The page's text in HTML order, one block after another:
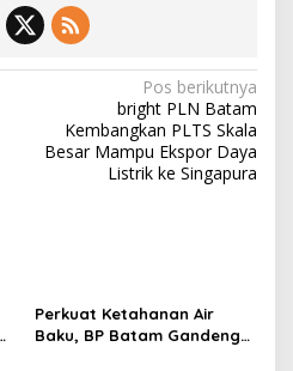
Pos berikutnya
bright PLN Batam
Kembangkan PLTS Skala
Besar Mampu Ekspor Daya
Listrik ke Singapura
Perkuat Ketahanan Air
Baku, BP Batam Gandeng